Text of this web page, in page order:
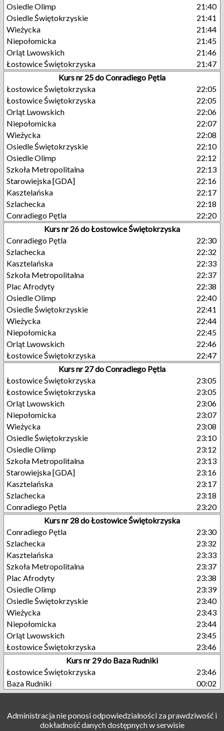
Osiedle Olimp
21:40
Osiedle Świętokrzyskie
21:41
Wieżycka
21:44
Niepołomicka
21:45
Orląt Lwowskich
21:46
Łostowice Świętokrzyska
21:47
Kurs nr 25 do Conradiego Pętla
Łostowice Świętokrzyska
22:05
Łostowice Świętokrzyska
22:05
Orląt Lwowskich
22:06
Niepołomicka
22:07
Wieżycka
22:08
Osiedle Świętokrzyskie
22:10
Osiedle Olimp
22:12
Szkoła Metropolitalna
22:13
Starowiejska [GDA]
22:16
Kasztelańska
22:17
Szlachecka
22:18
Conradiego Pętla
22:20
Kurs nr 26 do Łostowice Świętokrzyska
Conradiego Pętla
22:30
Szlachecka
22:32
Kasztelańska
22:33
Szkoła Metropolitalna
22:37
Plac Afrodyty
22:38
Osiedle Olimp
22:40
Osiedle Świętokrzyskie
22:41
Wieżycka
22:44
Niepołomicka
22:45
Orląt Lwowskich
22:46
Łostowice Świętokrzyska
22:47
Kurs nr 27 do Conradiego Pętla
Łostowice Świętokrzyska
23:05
Łostowice Świętokrzyska
23:05
Orląt Lwowskich
23:06
Niepołomicka
23:07
Wieżycka
23:08
Osiedle Świętokrzyskie
23:10
Osiedle Olimp
23:12
Szkoła Metropolitalna
23:13
Starowiejska [GDA]
23:16
Kasztelańska
23:17
Szlachecka
23:18
Conradiego Pętla
23:20
Kurs nr 28 do Łostowice Świętokrzyska
Conradiego Pętla
23:30
Szlachecka
23:32
Kasztelańska
23:33
Szkoła Metropolitalna
23:37
Plac Afrodyty
23:38
Osiedle Olimp
23:39
Osiedle Świętokrzyskie
23:40
Wieżycka
23:43
Niepołomicka
23:44
Orląt Lwowskich
23:45
Łostowice Świętokrzyska
23:46
Kurs nr 29 do Baza Rudniki
Łostowice Świętokrzyska
23:46
Baza Rudniki
00:02
Administracja nie ponosi odpowiedzialności za prawdziwość i
dokładność danych dostępnych w serwisie